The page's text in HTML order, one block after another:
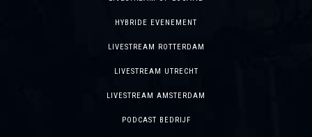
HYBRIDE EVENEMENT
LIVESTREAM ROTTERDAM
LIVESTREAM UTRECHT
LIVESTREAM AMSTERDAM
PODCAST BEDRIJF